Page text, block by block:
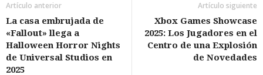
Artículo anterior
La casa embrujada de
«Fallout» llega a
Halloween Horror Nights
de Universal Studios en
2025
Artículo siguiente
Xbox Games Showcase
2025: Los Jugadores en el
Centro de una Explosión
de Novedades